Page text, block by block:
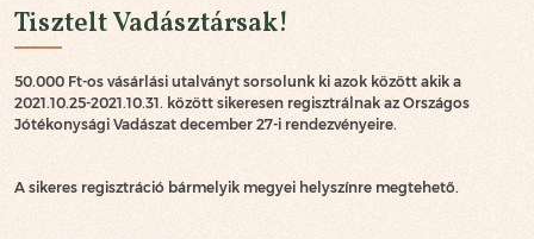
AZ ESEMÉNY
HÍREK / MÉDIA
Tisztelt Vadásztársak!
50.000 Ft-os vásárlási utalványt sorsolunk ki azok között akik a
2021.10.25-2021.10.31. között sikeresen regisztrálnak az Országos
Jótékonysági Vadászat december 27-i rendezvényeire.
A sikeres regisztráció bármelyik megyei helyszínre megtehető.